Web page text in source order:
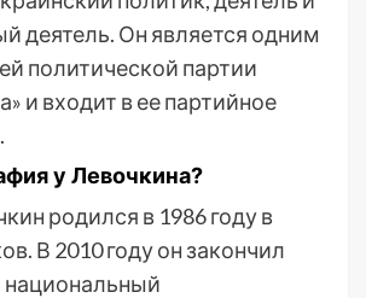
деятель. Он является одним
политической партии
и входит в ее партийное
у Левочкина?
родился в 1986 году в
В 2010 году он закончил